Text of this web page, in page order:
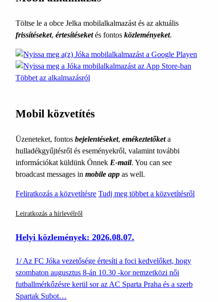
Töltse le a obce Jelka mobilalkalmazást és az aktuális
frissítéseket, értesítéseketés fontos közleményeket.
Többet az alkalmazásról
Mobil közvetítés
Üzeneteket, fontos bejelentéseket, emékeztetőketa
hulladékgyűjtésről és eseményekről, valamint további
információkat küldünk Önnek E-mail. You can see
broadcast messages in mobile app as well.
Feliratkozás a közvetítésre Tudj meg többet a közvetítésről
Leiratkozás a hírlevélről
Helyi közlemények: 2026.08.07.
1/ Az FC Jóka vezetősége értesíti a foci kedvelőket, hogy
szombaton augusztus 8-án 10.30 -kor nemzetközi női
futballmérkőzésre kerül sor az AC Sparta Praha és a szerb
Spartak Subot…